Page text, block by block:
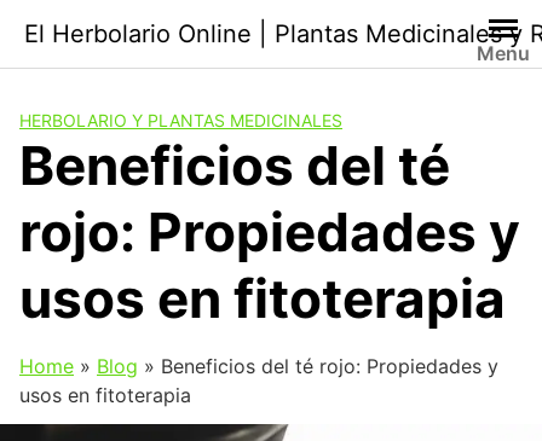
contenido
El Herbolario Online | Plantas Medicinales y
Menu
HERBOLARIO Y PLANTAS MEDICINALES
Beneficios del té
rojo: Propiedades y
usos en fitoterapia
Home » Blog » Beneficios del té rojo: Propiedades y
usos en fitoterapia